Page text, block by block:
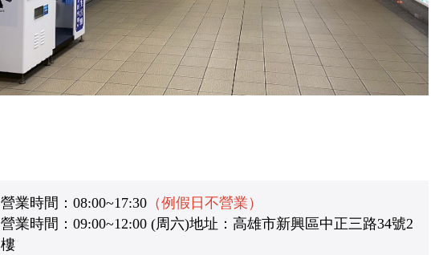
營業時間：08:00~17:30 （例假日不營業）
營業時間：09:00~12:00 (周六)地址：高雄市新興區中正三路34號2
樓